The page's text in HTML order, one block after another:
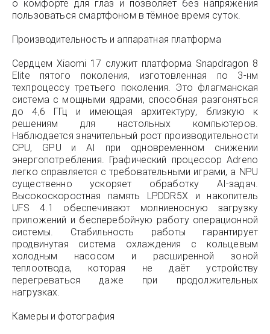
о комфорте для глаз и позволяет без напряжения
пользоваться смартфоном в тёмное время суток.
Производительность и аппаратная платформа
Сердцем Xiaomi 17 служит платформа Snapdragon 8
Elite пятого поколения, изготовленная по 3-нм
техпроцессу третьего поколения. Это флагманская
система с мощными ядрами, способная разгоняться
до 4,6 ГГц и имеющая архитектуру, близкую к
решениям для настольных компьютеров.
Наблюдается значительный рост производительности
CPU, GPU и AI при одновременном снижении
энергопотребления. Графический процессор Adreno
легко справляется с требовательными играми, а NPU
существенно ускоряет обработку AI-задач.
Высокоскоростная память LPDDR5X и накопитель
UFS 4.1 обеспечивают молниеносную загрузку
приложений и бесперебойную работу операционной
системы. Стабильность работы гарантирует
продвинутая система охлаждения с кольцевым
холодным насосом и расширенной зоной
теплоотвода, которая не даёт устройству
перегреваться даже при продолжительных
нагрузках.
Камеры и фотография